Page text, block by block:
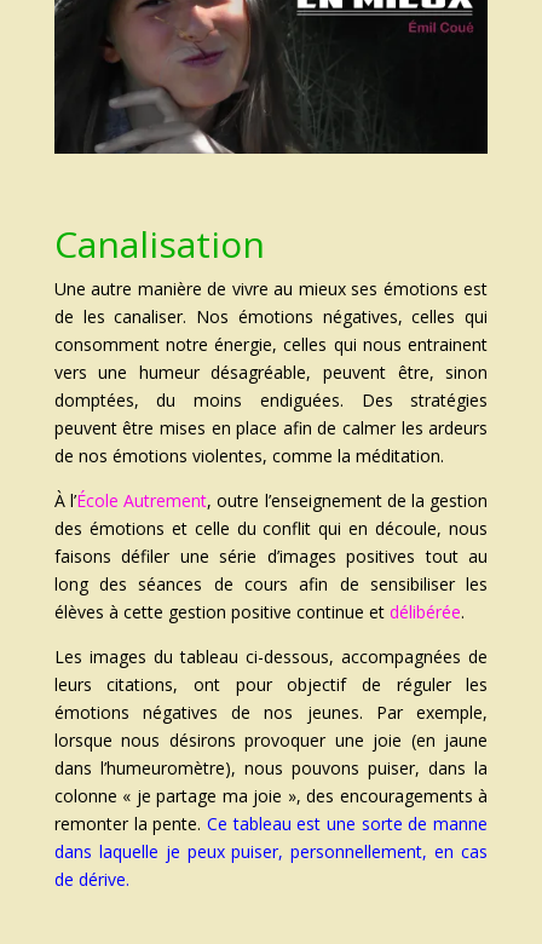
Canalisation
Une autre manière de vivre au mieux ses émotions est
de les canaliser. Nos émotions négatives, celles qui
consomment notre énergie, celles qui nous entrainent
vers une humeur désagréable, peuvent être, sinon
domptées, du moins endiguées. Des stratégies
peuvent être mises en place afin de calmer les ardeurs
de nos émotions violentes, comme la méditation.
À l’École Autrement, outre l’enseignement de la gestion
des émotions et celle du conflit qui en découle, nous
faisons défiler une série d’images positives tout au
long des séances de cours afin de sensibiliser les
élèves à cette gestion positive continue et délibérée.
Les images du tableau ci-dessous, accompagnées de
leurs citations, ont pour objectif de réguler les
émotions négatives de nos jeunes. Par exemple,
lorsque nous désirons provoquer une joie (en jaune
dans l’humeuromètre), nous pouvons puiser, dans la
colonne « je partage ma joie », des encouragements à
remonter la pente. Ce tableau est une sorte de manne
dans laquelle je peux puiser, personnellement, en cas
de dérive.